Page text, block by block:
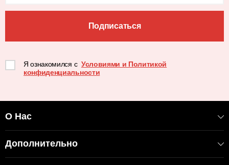
Подписаться
Я ознакомился с Условиями и Политикой
конфиденциальности
О Нас
Дополнительно